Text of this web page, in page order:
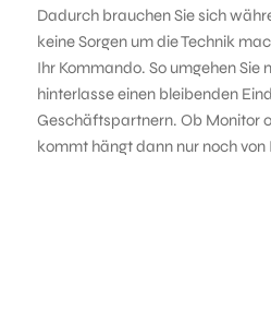
Dadurch brauchen Sie sich
keine Sorgen um die Technik
Ihr Kommando. So umgehen Sie
hinterlasse einen bleibenden
Geschäftspartnern. Ob Monitor
kommt hängt dann nur noch